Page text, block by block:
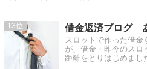
13
スロットで作った借金
が、借金・昨今のスロ
距離をとりはじめまし